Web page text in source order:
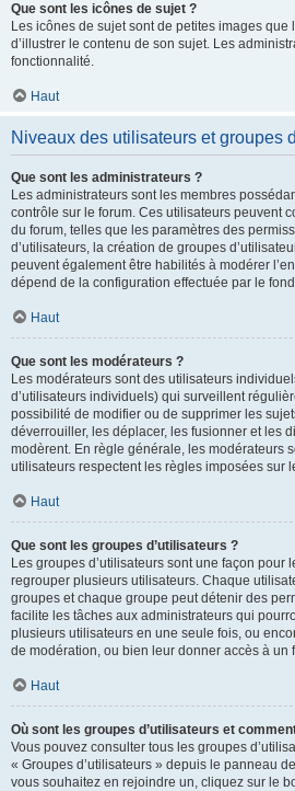
Que sont les icônes de sujet ?
Les icônes de sujet sont de petites images que
d’illustrer le contenu de son sujet. Les
fonctionnalité.
Haut
Niveaux des utilisateurs et groupes
Que sont les administrateurs ?
Les administrateurs sont les membres
contrôle sur le forum. Ces utilisateurs peuvent
du forum, telles que les paramètres des
d’utilisateurs, la création de groupes
peuvent également être habilités à modérer
dépend de la configuration effectuée par le
Haut
Que sont les modérateurs ?
Les modérateurs sont des utilisateurs
d’utilisateurs individuels) qui surveillent
possibilité de modifier ou de supprimer les
déverrouiller, les déplacer, les fusionner et les
modèrent. En règle générale, les modérateurs
utilisateurs respectent les règles imposées sur
Haut
Que sont les groupes d’utilisateurs ?
Les groupes d’utilisateurs sont une façon pour
regrouper plusieurs utilisateurs. Chaque
groupes et chaque groupe peut détenir des
facilite les tâches aux administrateurs qui
plusieurs utilisateurs en une seule fois, ou
de modération, ou bien leur donner accès à un
Haut
Où sont les groupes d’utilisateurs et
Vous pouvez consulter tous les groupes
« Groupes d’utilisateurs » depuis le panneau
vous souhaitez en rejoindre un, cliquez sur le